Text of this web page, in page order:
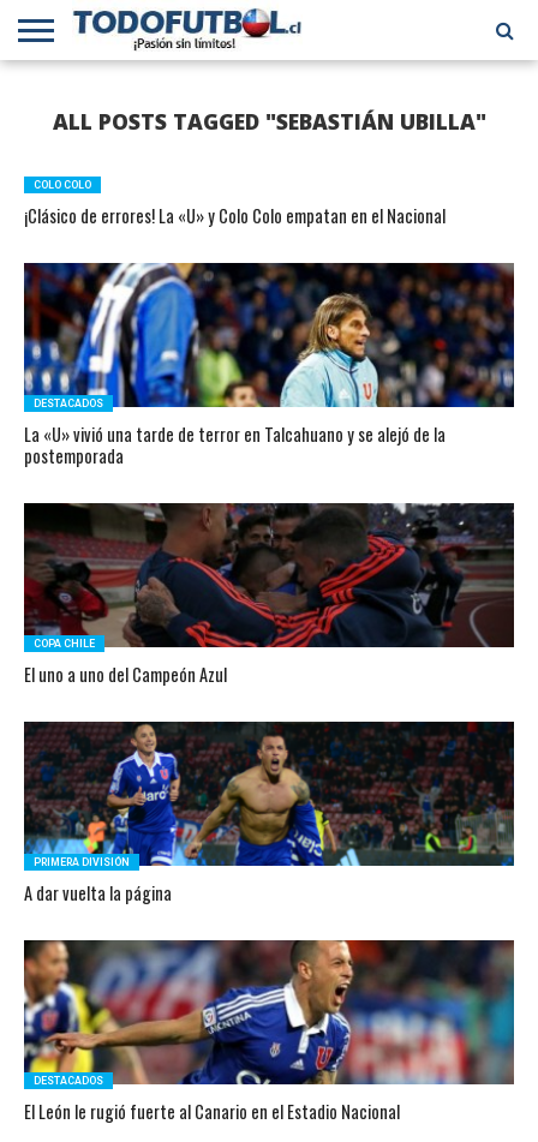
BCHILENA
EN EL
MUNDO
INTERNACIONAL
ALL POSTS TAGGED "SEBASTIÁN UBILLA"
COLO COLO
¡Clásico de errores! La «U» y Colo Colo empatan en el Nacional
DESTACADOS
La «U» vivió una tarde de terror en Talcahuano y se alejó de la
postemporada
COPA CHILE
El uno a uno del Campeón Azul
PRIMERA DIVISIÓN
A dar vuelta la página
DESTACADOS
El León le rugió fuerte al Canario en el Estadio Nacional